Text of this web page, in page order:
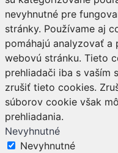
nevyhnutné pre
stránky. Používame aj
pomáhajú analyzovať
webovú stránku. Tieto
prehliadači iba s vaším
zrušiť tieto cookies.
súborov cookie však
prehliadania.
Nevyhnutné
Nevyhnutné